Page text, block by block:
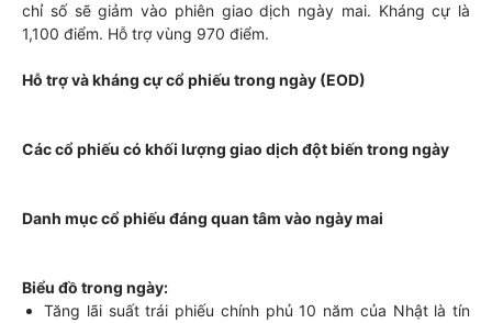
chỉ số sẽ giảm vào phiên giao dịch ngày mai. Kháng cự là
1,100 điểm. Hỗ trợ vùng 970 điểm.
Hỗ trợ và kháng cự cổ phiếu trong ngày (EOD)
Các cổ phiếu có khối lượng giao dịch đột biến trong ngày
Danh mục cổ phiếu đáng quan tâm vào ngày mai
Biểu đồ trong ngày:
Tăng lãi suất trái phiếu chính phủ 10 năm của Nhật là tín